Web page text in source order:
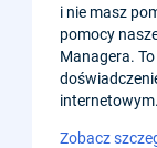
i nie masz
pomocy
Managera.
internetowym.
Zobacz